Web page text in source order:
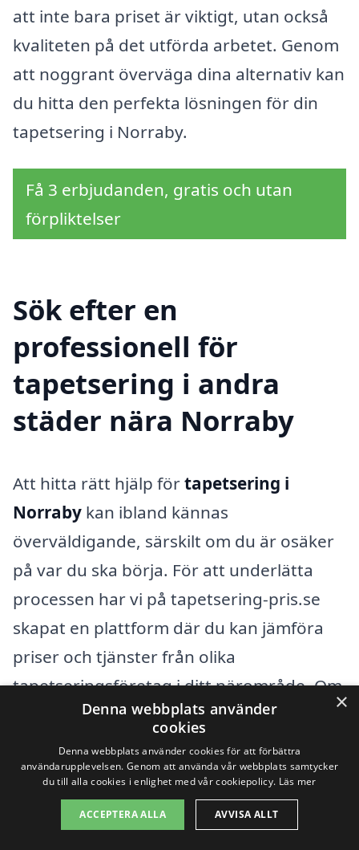
att inte bara priset är viktigt, utan också
kvaliteten på det utförda arbetet. Genom
att noggrant överväga dina alternativ kan
du hitta den perfekta lösningen för din
tapetsering i Norraby.
Få 3 erbjudanden, gratis och utan
förpliktelser
Sök efter en
professionell för
tapetsering i andra
städer nära Norraby
Att hitta rätt hjälp förtapetsering i
Norraby kan ibland kännas
överväldigande, särskilt om du är osäker
på var du ska börja. För att underlätta
processen har vi på tapetsering-pris.se
skapat en plattform där du kan jämföra
priser och tjänster från olika
tapetseringsföretag i ditt närområde. Om
du inte hittar något som passar i Norraby,
kan det vara värt att söka i
omkringliggande städer. Här är några
städer där du kan hitta professionell
×
Denna webbplats använder
cookies
Denna webbplats använder cookies för att förbättra
användarupplevelsen. Genom att använda vår webbplats samtycker
du till alla cookies i enlighet med vår cookiepolicy. Läs mer
ACCEPTERA ALLA AVVISA ALLT